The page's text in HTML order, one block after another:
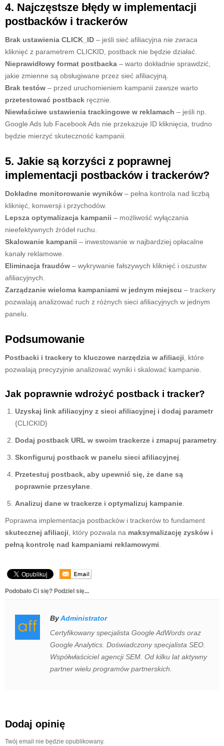
4. Najczęstsze błędy w implementacji
postbacków i trackerów
Brak ustawienia CLICK_ID – jeśli sieć afiliacyjna nie zwraca
kliknięć z parametrem CLICKID, postback nie będzie działać.
Nieprawidłowy format postbacka – warto dokładnie sprawdzić,
jakie zmienne są obsługiwane przez sieć afiliacyjną.
Brak testów – przed uruchomieniem kampanii zawsze warto
przetestować postback ręcznie.
Niewłaściwe ustawienia trackingowe w reklamach – jeśli np.
Google Ads lub Facebook Ads nie przekazuje ID kliknięcia, trudno
będzie mierzyć skuteczność kampanii.
5. Jakie są korzyści z poprawnej
implementacji postbacków i trackerów?
Dokładne monitorowanie wyników – pełna kontrola nad liczbą
kliknięć, konwersji i przychodów.
Lepsza optymalizacja kampanii – możliwość wyłączania
nieefektywnych źródeł ruchu.
Skalowanie kampanii – inwestowanie w najbardziej opłacalne
kanały reklamowe.
Eliminacja fraudów – wykrywanie fałszywych kliknięć i oszustw
afiliacyjnych.
Zarządzanie wieloma kampaniami w jednym miejscu – trackery
pozwalają analizować ruch z różnych sieci afiliacyjnych w jednym
panelu.
Podsumowanie
Postbacki i trackery to kluczowe narzędzia w afiliacji , które
pozwalają precyzyjnie analizować wyniki i skalować kampanie.
Jak poprawnie wdrożyć postback i tracker?
Uzyskaj link afiliacyjny z sieci afiliacyjnej i dodaj parametr
{CLICKID}
Dodaj postback URL w swoim trackerze i zmapuj parametry
Skonfiguruj postback w panelu sieci afiliacyjnej
Przetestuj postback, aby upewnić się, że dane są
poprawnie przesyłane
Analizuj dane w trackerze i optymalizuj kampanie
Poprawna implementacja postbacków i trackerów to fundament
skutecznej afiliacji , który pozwala na maksymalizację zysków i
pełną kontrolę nad kampaniami reklamowymi
Podobało Ci się? Podziel się...
ByAdministrator
Certyfikowany specjalista Google AdWords oraz
Google Analytics. Doświadczony specjalista SEO.
Współwłaściciel agencji SEM. Od kilku lat aktywny
partner wielu programów partnerskich.
Dodaj opinię
Twój email nie będzie opublikowany.